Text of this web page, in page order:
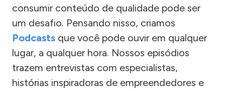
consumir conteúdo de qualidade pode ser
um desafio. Pensando nisso, criamos
Podcasts que você pode ouvir em qualquer
lugar, a qualquer hora. Nossos episódios
trazem entrevistas com especialistas,
histórias inspiradoras de empreendedores e